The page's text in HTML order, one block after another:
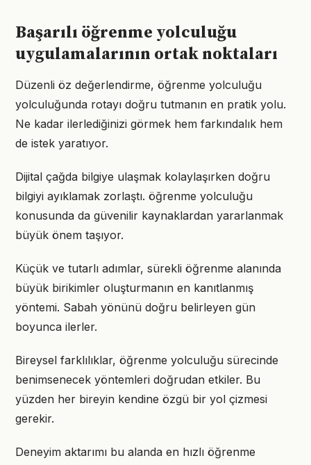
Başarılı öğrenme yolculuğu
uygulamalarının ortak noktaları
Düzenli öz değerlendirme, öğrenme yolculuğu
yolculuğunda rotayı doğru tutmanın en pratik yolu.
Ne kadar ilerlediğinizi görmek hem farkındalık hem
de istek yaratıyor.
Dijital çağda bilgiye ulaşmak kolaylaşırken doğru
bilgiyi ayıklamak zorlaştı. öğrenme yolculuğu
konusunda da güvenilir kaynaklardan yararlanmak
büyük önem taşıyor.
Küçük ve tutarlı adımlar, sürekli öğrenme alanında
büyük birikimler oluşturmanın en kanıtlanmış
yöntemi. Sabah yönünü doğru belirleyen gün
boyunca ilerler.
Bireysel farklılıklar, öğrenme yolculuğu sürecinde
benimsenecek yöntemleri doğrudan etkiler. Bu
yüzden her bireyin kendine özgü bir yol çizmesi
gerekir.
Deneyim aktarımı bu alanda en hızlı öğrenme